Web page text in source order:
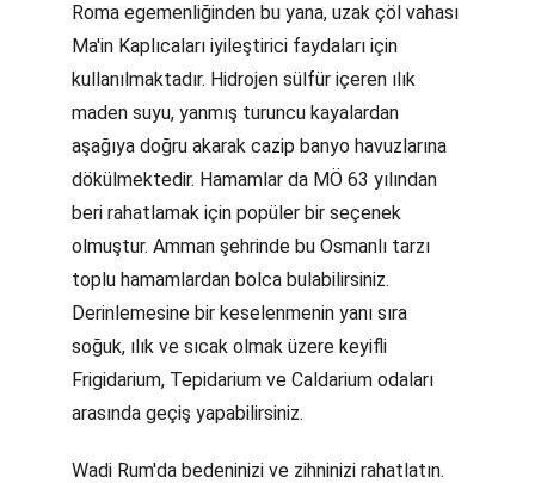
Roma egemenliğinden bu yana, uzak çöl vahası
Ma'in Kaplıcaları iyileştirici faydaları için
kullanılmaktadır. Hidrojen sülfür içeren ılık
maden suyu, yanmış turuncu kayalardan
aşağıya doğru akarak cazip banyo havuzlarına
dökülmektedir. Hamamlar da MÖ 63 yılından
beri rahatlamak için popüler bir seçenek
olmuştur. Amman şehrinde bu Osmanlı tarzı
toplu hamamlardan bolca bulabilirsiniz.
Derinlemesine bir keselenmenin yanı sıra
soğuk, ılık ve sıcak olmak üzere keyifli
Frigidarium, Tepidarium ve Caldarium odaları
arasında geçiş yapabilirsiniz.
Wadi Rum'da bedeninizi ve zihninizi rahatlatın.